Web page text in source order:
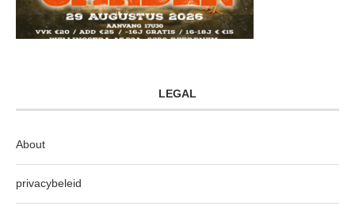
LEGAL
About
privacybeleid